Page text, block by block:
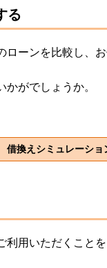
る
ローンを比較し、
がでしょうか。
用いただくこと